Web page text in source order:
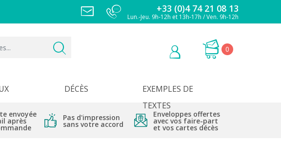
+33 (0)4 74 21 08 13
Lun.-Jeu. 9h-12h et 13h-17h / Ven. 9h-12h
0
DÉCÈS
EXEMPLES DE
TEXTES
envoyée
après Pas d'impression
sans votre accord
Enveloppes offertes
avec vos faire-part
et vos cartes décès